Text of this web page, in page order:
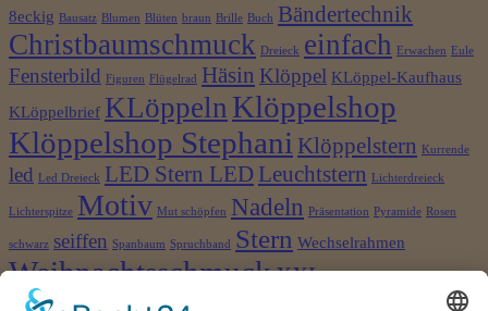
8eckig Bausatz Blumen Blüten braun Brille Buch Bändertechnik
Christbaumschmuck Dreieck einfach Erwachen Eule
Fensterbild Figuren Flügelrad Häsin Klöppel KLöppel-Kaufhaus
KLöppelbrief KLöppeln Klöppelshop
Klöppelshop Stephani Klöppelstern Kurrende
led Led Dreieck LED Stern LED Leuchtstern Lichterdreieck
Lichterspitze Motiv Mut schöpfen Nadeln Präsentation Pyramide Rosen
schwarz seiffen Spanbaum Spruchband Stern Wechselrahmen
WeihnachtsschmuckXXL
©2026 Klöppelshop und Drechslerei Stephani